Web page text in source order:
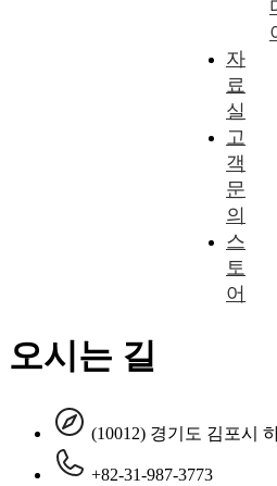
자
료
실
고
객
문
의
스
토
어
오시는 길
(10012) 경기도 김포시
+82-31-987-3773